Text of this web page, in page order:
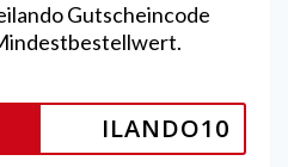
Gutscheincode
ILANDO10